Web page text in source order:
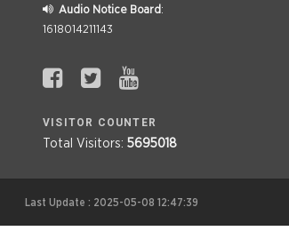
Audio Notice Board :
1618014211143
VISITOR COUNTER
Total Visitors: 5695018
Last Update : 2025-05-08 12:47:39